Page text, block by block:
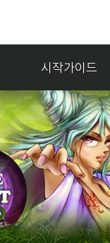
시작가이드